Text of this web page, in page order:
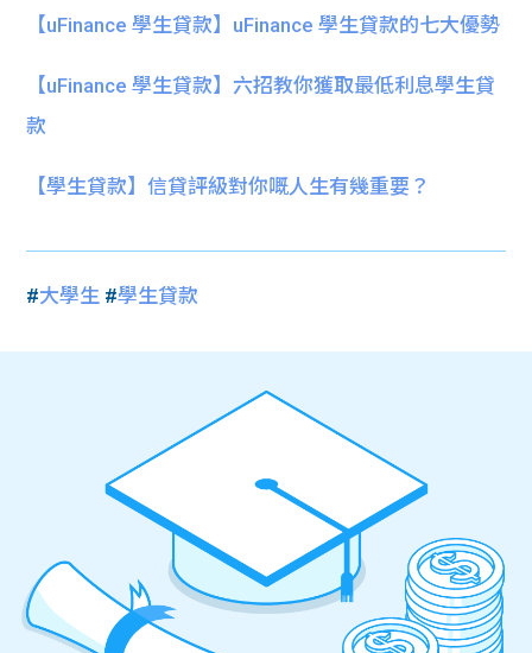
【uFinance 學生貸款】uFinance 學生貸款的七大優勢
【uFinance 學生貸款】六招教你獲取最低利息學生貸
款
【學生貸款】信貸評級對你嘅人生有幾重要？
#大學生 #學生貸款